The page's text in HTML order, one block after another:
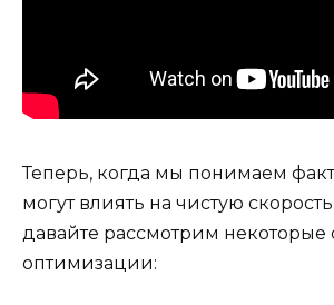
Теперь, когда мы понимаем
могут влиять на чистую
давайте рассмотрим некоторые
оптимизации: